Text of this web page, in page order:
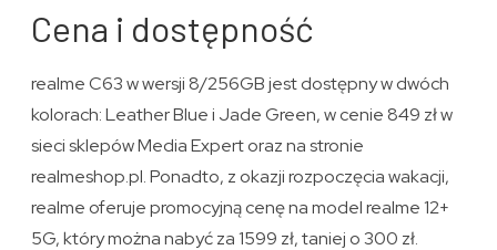
Cena i dostępność
realme C63 w wersji 8/256GB jest dostępny w dwóch
kolorach: Leather Blue i Jade Green, w cenie 849 zł w
sieci sklepów Media Expert oraz na stronie
realmeshop.pl. Ponadto, z okazji rozpoczęcia wakacji,
realme oferuje promocyjną cenę na model realme 12+
5G, który można nabyć za 1599 zł, taniej o 300 zł.